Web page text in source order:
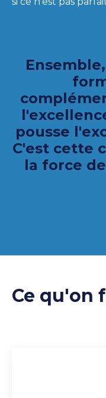
pousse
C'est cette
la force
Ce qu'on